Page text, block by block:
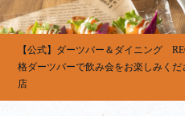
【公式】ダーツバー＆ダイニング
格ダーツバーで飲み会をお楽しみく
店